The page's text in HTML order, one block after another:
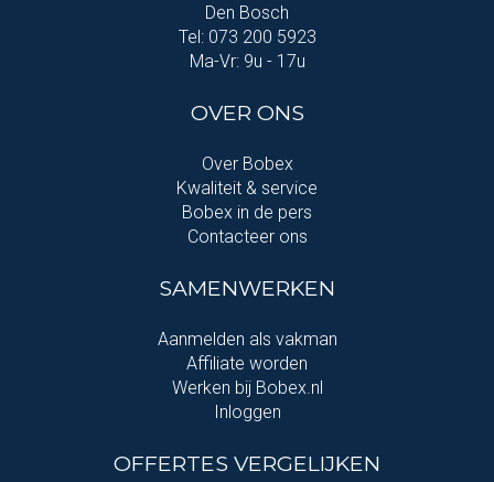
Den Bosch
Tel: 073 200 5923
Ma-Vr: 9u - 17u
OVER ONS
Over Bobex
Kwaliteit & service
Bobex in de pers
Contacteer ons
SAMENWERKEN
Aanmelden als vakman
Affiliate worden
Werken bij Bobex.nl
Inloggen
OFFERTES VERGELIJKEN